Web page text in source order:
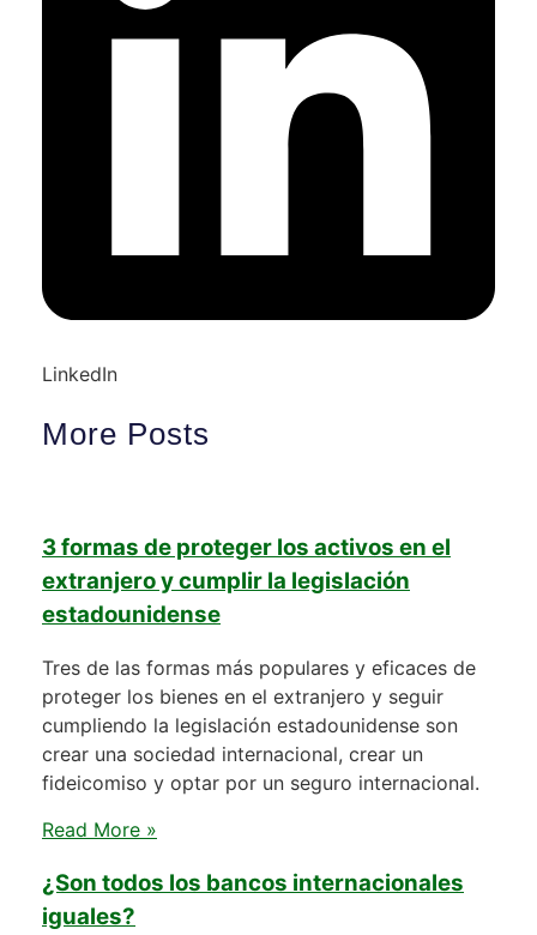
LinkedIn
More Posts
3 formas de proteger los activos en el
extranjero y cumplir la legislación
estadounidense
Tres de las formas más populares y eficaces de
proteger los bienes en el extranjero y seguir
cumpliendo la legislación estadounidense son
crear una sociedad internacional, crear un
fideicomiso y optar por un seguro internacional.
Read More »
¿Son todos los bancos internacionales
iguales?